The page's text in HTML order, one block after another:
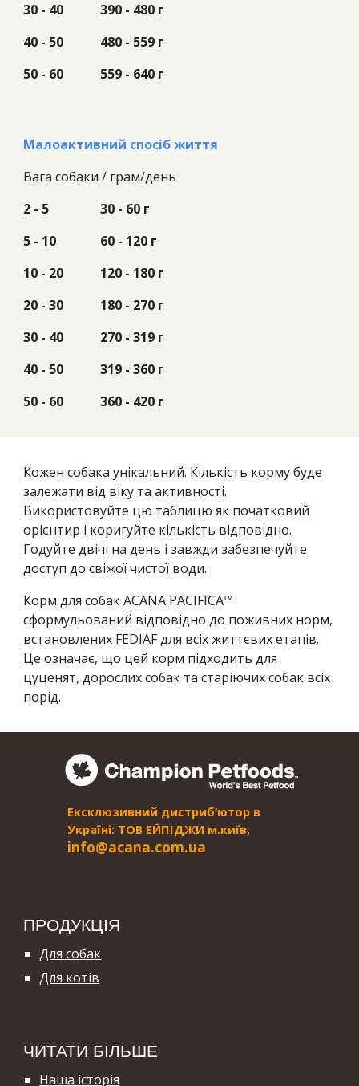
30 - 40
390 - 480 г
40 - 50
480 - 559 г
50 - 60
559 - 640 г
Малоактивний спосіб життя
Вага собаки / грам/день
2 - 5
30 - 60 г
5 - 10
60 - 120 г
10 - 20
120 - 180 г
20 - 30
180 - 270 г
30 - 40
270 - 319 г
40 - 50
319 - 360 г
50 - 60
360 - 420 г
Кожен собака унікальний. Кількість корму буде
залежати від віку та активності.
Використовуйте цю таблицю як початковий
орієнтир і коригуйте кількість відповідно.
Годуйте двічі на день і завжди забезпечуйте
доступ до свіжої чистої води.
Корм для собак ACANA PACIFICA™
сформульований відповідно до поживних норм,
встановлених FEDIAF для всіх життєвих етапів.
Це означає, що цей корм підходить для
цуценят, дорослих собак та старіючих собак всіх
порід.
Ексклюзивний дистриб’ютор в
Україні: ТОВ ЕЙПІДЖИ м.київ,
info@acana.com.ua
ПРОДУКЦІЯ
Для собак
Для котів
ЧИТАТИ БІЛЬШЕ
Наша історія